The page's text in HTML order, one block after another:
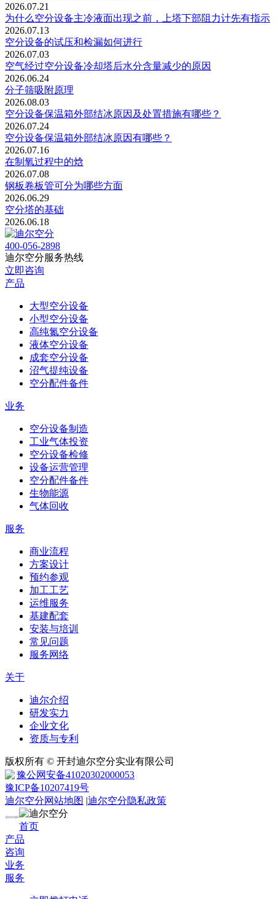
2026.07.21
为什么空分设备主冷液面出现之前，上塔下部阻力计先有指示
2026.07.13
空分设备的试压和检漏如何进行
2026.07.03
空气经过空分设备冷却塔后水分含量减少的原因
2026.06.24
分子筛吸附原理
2026.08.03
空分设备保温箱外部结冰原因及处置措施有哪些？
2026.07.24
空分设备保温箱外部结冰原因有哪些？
2026.07.16
在制氧过程中的焓
2026.07.08
钢板卷板管可分为哪些方面
2026.06.29
空分塔的基础
2026.06.18
400-056-2898
迪尔空分服务热线
立即咨询
产品
大型空分设备
小型空分设备
高纯氮空分设备
液体空分设备
成套空分设备
沼气提纯设备
空分配件备件
业务
空分设备制造
工业气体投资
空分设备检修
设备运营管理
空分配件备件
生物能源
气体回收
服务
商业流程
方案设计
预约参观
加工工艺
运维服务
基建配套
安装与培训
常见问题
服务网络
关于
迪尔介绍
研发实力
企业文化
资质与专利
版权所有 © 开封迪尔空分实业有限公司
豫公网安备41020302000053
豫ICP备10207419号
迪尔空分网站地图 |迪尔空分隐私政策
首页
产品
咨询
业务
服务